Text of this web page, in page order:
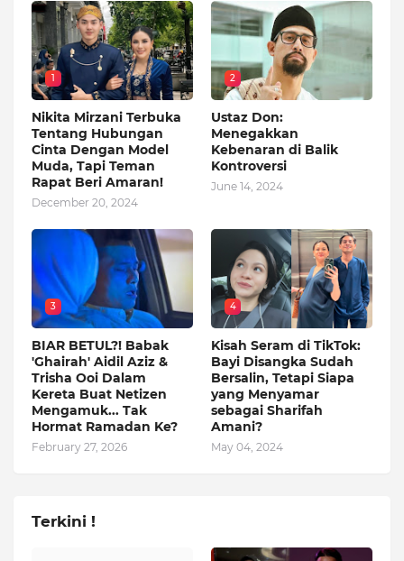
1
Nikita Mirzani Terbuka
Tentang Hubungan
Cinta Dengan Model
Muda, Tapi Teman
Rapat Beri Amaran!
December 20, 2024
2
Ustaz Don:
Menegakkan
Kebenaran di Balik
Kontroversi
June 14, 2024
3
BIAR BETUL?! Babak
'Ghairah' Aidil Aziz &
Trisha Ooi Dalam
Kereta Buat Netizen
Mengamuk... Tak
Hormat Ramadan Ke?
February 27, 2026
4
Kisah Seram di TikTok:
Bayi Disangka Sudah
Bersalin, Tetapi Siapa
yang Menyamar
sebagai Sharifah
Amani?
May 04, 2024
Terkini !